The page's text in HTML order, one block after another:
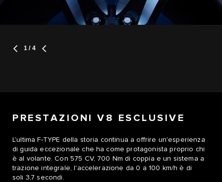
1 / 4
PRESTAZIONI V8 ESCLUSIVE
L'ultima F-TYPE della storia continua a offrire un'esperienza
di guida eccezionale che ha come protagonista proprio chi
è al volante. Con 575 CV, 700 Nm di coppia e un sistema a
trazione integrale, l'accelerazione da 0 a 100 km/h è di
soli 3,7 secondi.